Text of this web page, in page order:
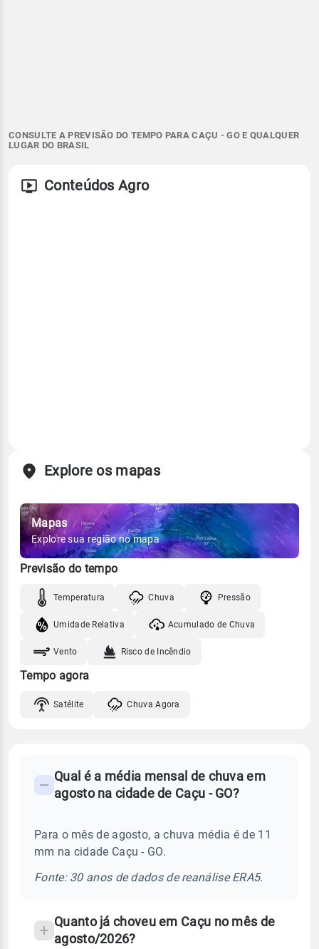
CONSULTE A PREVISÃO DO TEMPO PARA CAÇU - GO E QUALQUER
LUGAR DO BRASIL
Conteúdos Agro
Explore os mapas
Mapas
Explore sua região no mapa
Previsão do tempo
Temperatura Chuva Pressão
Umidade Relativa Acumulado de Chuva
Vento Risco de Incêndio
Tempo agora
Satélite Chuva Agora
Perguntas
sobre
chuva
Qual é a média mensal de chuva em
agosto na cidade de Caçu - GO?
Para o mês de agosto, a chuva média é de 11
mm na cidade Caçu - GO.
Fonte: 30 anos de dados de reanálise ERA5.
Quanto já choveu em Caçu no mês de
agosto/2026?